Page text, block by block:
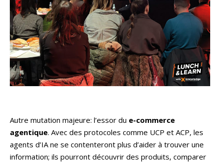
Autre mutation majeure: l’essor du e-commerce
agentique. Avec des protocoles comme UCP et ACP, les
agents d’IA ne se contenteront plus d’aider à trouver une
information; ils pourront découvrir des produits, comparer